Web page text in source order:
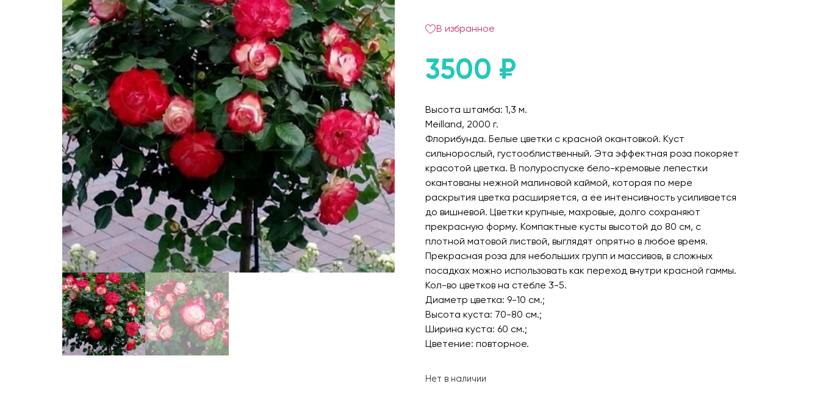
В избранное
3500 ₽
Высота штамба: 1,3 м.
Meilland, 2000 г.
Флорибунда. Белые цветки с красной окантовкой. Куст
сильнорослый, густооблиственный. Эта эффектная роза покоряет
красотой цветка. В полуроспуске бело-кремовые лепестки
окантованы нежной малиновой каймой, которая по мере
раскрытия цветка расширяется, а ее интенсивность усиливается
до вишневой. Цветки крупные, махровые, долго сохраняют
прекрасную форму. Компактные кусты высотой до 80 см, с
плотной матовой листвой, выглядят опрятно в любое время.
Прекрасная роза для небольших групп и массивов, в сложных
посадках можно использовать как переход внутри красной гаммы.
Кол-во цветков на стебле 3-5.
Диаметр цветка: 9-10 см.;
Высота куста: 70-80 см.;
Ширина куста: 60 см.;
Цветение: повторное.
Нет в наличии